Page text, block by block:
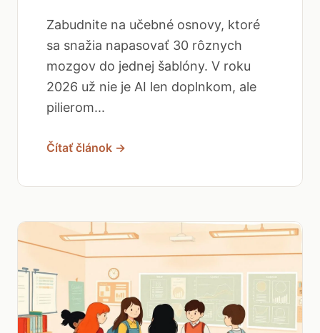
Zabudnite na učebné osnovy, ktoré
sa snažia napasovať 30 rôznych
mozgov do jednej šablóny. V roku
2026 už nie je AI len doplnkom, ale
pilierom...
Čítať článok →